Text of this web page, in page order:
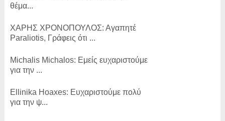
θέμα...
ΧΑΡΗΣ ΧΡΟΝΟΠΟΥΛΟΣ: Αγαπητέ
Paraliotis, Γράφεις ότι ...
Michalis Michalos: Εμείς ευχαριστούμε
για την ...
Εllinika Ηoaxes: Ευχαριστούμε πολύ
για την ψ...